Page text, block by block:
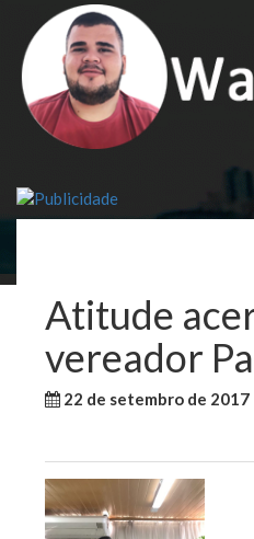
content
Atitude
vereador
22 de setembro de 2017